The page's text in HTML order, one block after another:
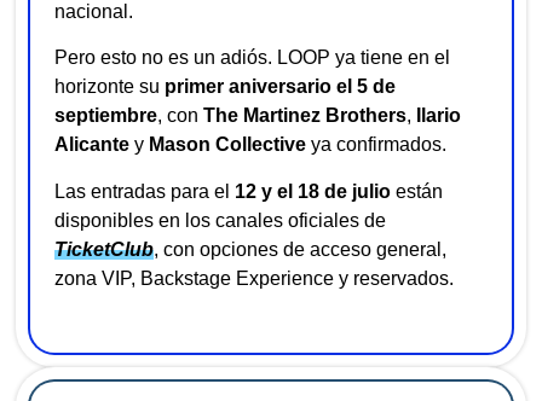
nacional.
Pero esto no es un adiós. LOOP ya tiene en el
horizonte su primer aniversario el 5 de
septiembre, con The Martinez Brothers,
Ilario
Alicante y Mason Collective ya confirmados.
Las entradas para el 12 y el 18 de julio están
disponibles en los canales oficiales de
TicketClub, con opciones de acceso general,
zona VIP, Backstage Experience y reservados.